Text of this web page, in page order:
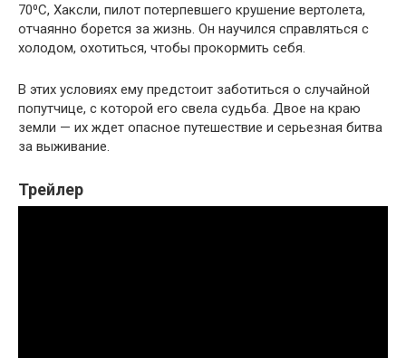
70⁰С, Хаксли, пилот потерпевшего крушение вертолета,
отчаянно борется за жизнь. Он научился справляться с
холодом, охотиться, чтобы прокормить себя.
В этих условиях ему предстоит заботиться о случайной
попутчице, с которой его свела судьба. Двое на краю
земли — их ждет опасное путешествие и серьезная битва
за выживание.
Трейлер